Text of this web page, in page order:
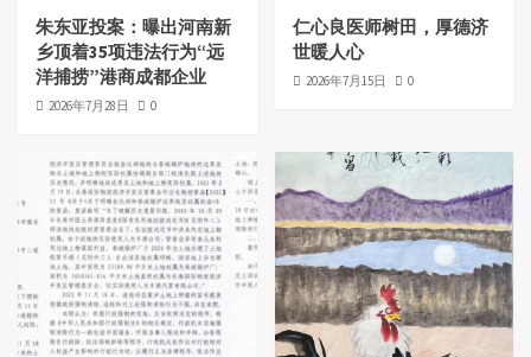
朱东亚投案：曝出河南新
乡顶着35项违法行为“远
洋捕捞”港商成都企业
2026年7月28日 0
仁心良医师树田，厚德济
世暖人心
2026年7月15日 0